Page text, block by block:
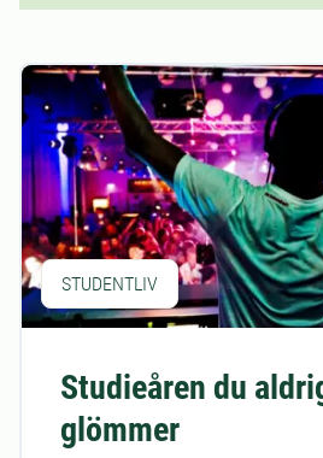
STUDENTLIV
Studieåren du
glömmer